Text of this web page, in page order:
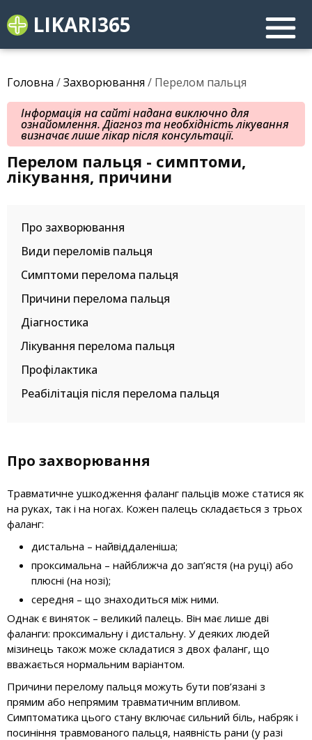
LIKARI365
Головна /Захворювання / Перелом пальця
Інформація на сайті надана виключно для
ознайомлення. Діагноз та необхідність лікування
визначає лише лікар після консультації.
Перелом пальця - симптоми,
лікування, причини
Про захворювання
Види переломів пальця
Симптоми перелома пальця
Причини перелома пальця
Діагностика
Лікування перелома пальця
Профілактика
Реабілітація після перелома пальця
Про захворювання
Травматичне ушкодження фаланг пальців може статися як
на руках, так і на ногах. Кожен палець складається з трьох
фаланг:
дистальна – найвіддаленіша;
проксимальна – найближча до зап’ястя (на руці) або
плюсні (на нозі);
середня – що знаходиться між ними.
Однак є виняток – великий палець. Він має лише дві
фаланги: проксимальну і дистальну. У деяких людей
мізинець також може складатися з двох фаланг, що
вважається нормальним варіантом.
Причини перелому пальця можуть бути пов’язані з
прямим або непрямим травматичним впливом.
Симптоматика цього стану включає сильний біль, набряк і
посиніння травмованого пальця, наявність рани (у разі